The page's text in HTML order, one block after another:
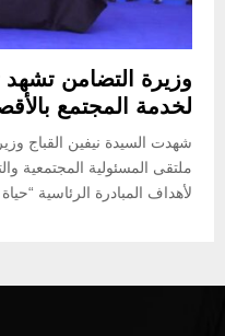
لخدمة المجتمع
شهدت السيدة نيفين القباج
ملتقى المسئولية المجتمعية
لأهداف المبادرة الرئاسية “حياة كريمة”